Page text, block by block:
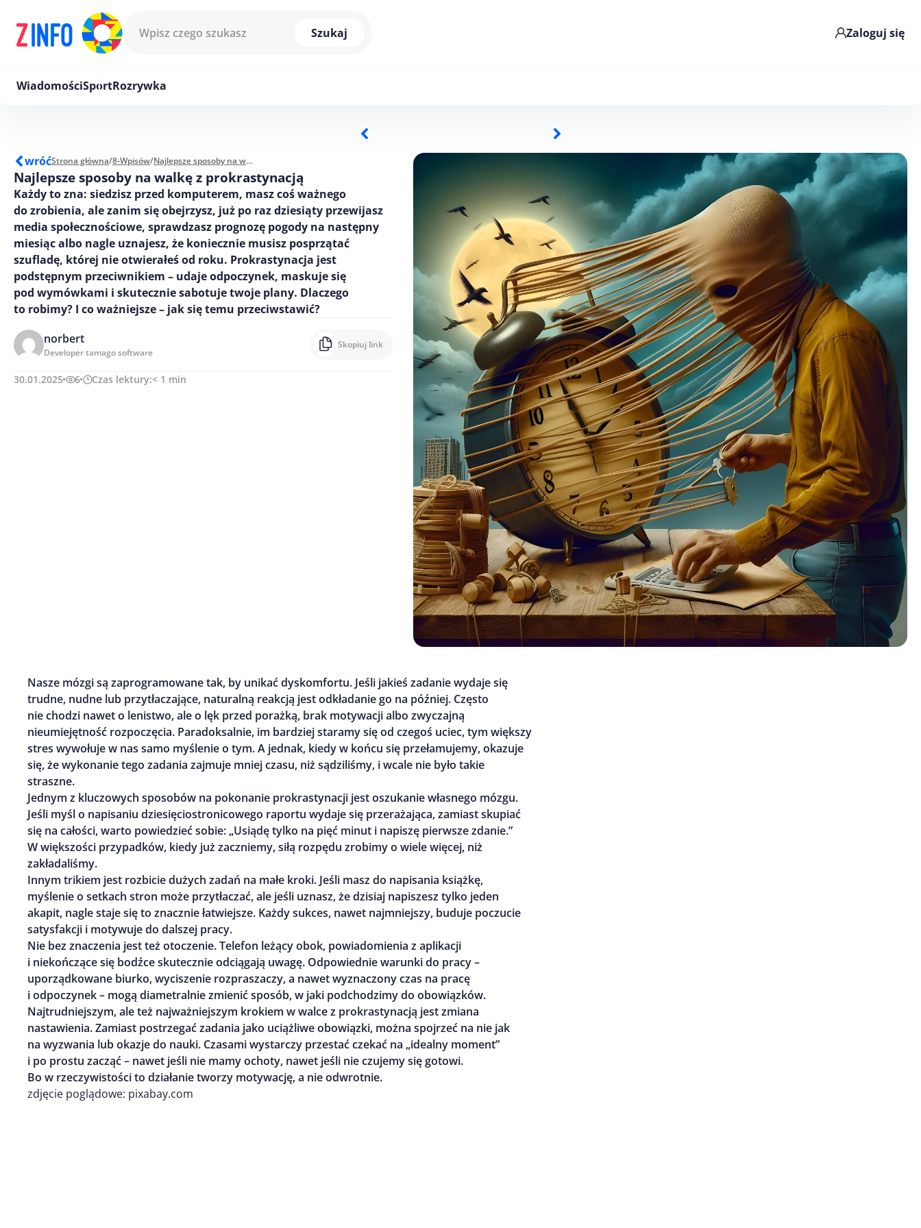
Szukaj
Zaloguj się
WiadomościSportRozrywka
wróćStrona główna/8-Wpisów/ Najlepsze sposoby na walkę z prokrastynacją
Najlepsze sposoby na walkę z prokrastynacją
Każdy to zna: siedzisz przed komputerem, masz coś ważnego
do zrobienia, ale zanim się obejrzysz, już po raz dziesiąty przewijasz
media społecznościowe, sprawdzasz prognozę pogody na następny
miesiąc albo nagle uznajesz, że koniecznie musisz posprzątać
szufladę, której nie otwierałeś od roku. Prokrastynacja jest
podstępnym przeciwnikiem – udaje odpoczynek, maskuje się
pod wymówkami i skutecznie sabotuje twoje plany. Dlaczego
to robimy? I co ważniejsze – jak się temu przeciwstawić?
norbert
Developer tamago software
Skopiuj link
30.01.2025 6 Czas lektury:< 1 min
Nasze mózgi są zaprogramowane tak, by unikać dyskomfortu. Jeśli jakieś zadanie wydaje się
trudne, nudne lub przytłaczające, naturalną reakcją jest odkładanie go na później. Często
nie chodzi nawet o lenistwo, ale o lęk przed porażką, brak motywacji albo zwyczajną
nieumiejętność rozpoczęcia. Paradoksalnie, im bardziej staramy się od czegoś uciec, tym większy
stres wywołuje w nas samo myślenie o tym. A jednak, kiedy w końcu się przełamujemy, okazuje
się, że wykonanie tego zadania zajmuje mniej czasu, niż sądziliśmy, i wcale nie było takie
straszne.
Jednym z kluczowych sposobów na pokonanie prokrastynacji jest oszukanie własnego mózgu.
Jeśli myśl o napisaniu dziesięciostronicowego raportu wydaje się przerażająca, zamiast skupiać
się na całości, warto powiedzieć sobie: „Usiądę tylko na pięć minut i napiszę pierwsze zdanie.”
W większości przypadków, kiedy już zaczniemy, siłą rozpędu zrobimy o wiele więcej, niż
zakładaliśmy.
Innym trikiem jest rozbicie dużych zadań na małe kroki. Jeśli masz do napisania książkę,
myślenie o setkach stron może przytłaczać, ale jeśli uznasz, że dzisiaj napiszesz tylko jeden
akapit, nagle staje się to znacznie łatwiejsze. Każdy sukces, nawet najmniejszy, buduje poczucie
satysfakcji i motywuje do dalszej pracy.
Nie bez znaczenia jest też otoczenie. Telefon leżący obok, powiadomienia z aplikacji
i niekończące się bodźce skutecznie odciągają uwagę. Odpowiednie warunki do pracy –
uporządkowane biurko, wyciszenie rozpraszaczy, a nawet wyznaczony czas na pracę
i odpoczynek – mogą diametralnie zmienić sposób, w jaki podchodzimy do obowiązków.
Najtrudniejszym, ale też najważniejszym krokiem w walce z prokrastynacją jest zmiana
nastawienia. Zamiast postrzegać zadania jako uciążliwe obowiązki, można spojrzeć na nie jak
na wyzwania lub okazje do nauki. Czasami wystarczy przestać czekać na „idealny moment”
i po prostu zacząć – nawet jeśli nie mamy ochoty, nawet jeśli nie czujemy się gotowi.
Bo w rzeczywistości to działanie tworzy motywację, a nie odwrotnie.
zdjęcie poglądowe: pixabay.com